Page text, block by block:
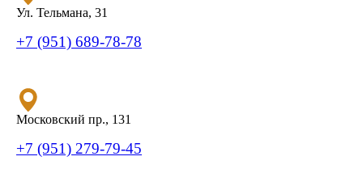
Ул. Тельмана, 31
+7 (951) 689-78-78
Московский пр., 131
+7 (951) 279-79-45